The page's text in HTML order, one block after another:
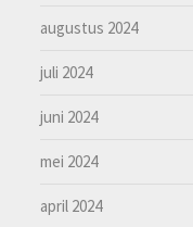
augustus 2024
juli 2024
juni 2024
mei 2024
april 2024